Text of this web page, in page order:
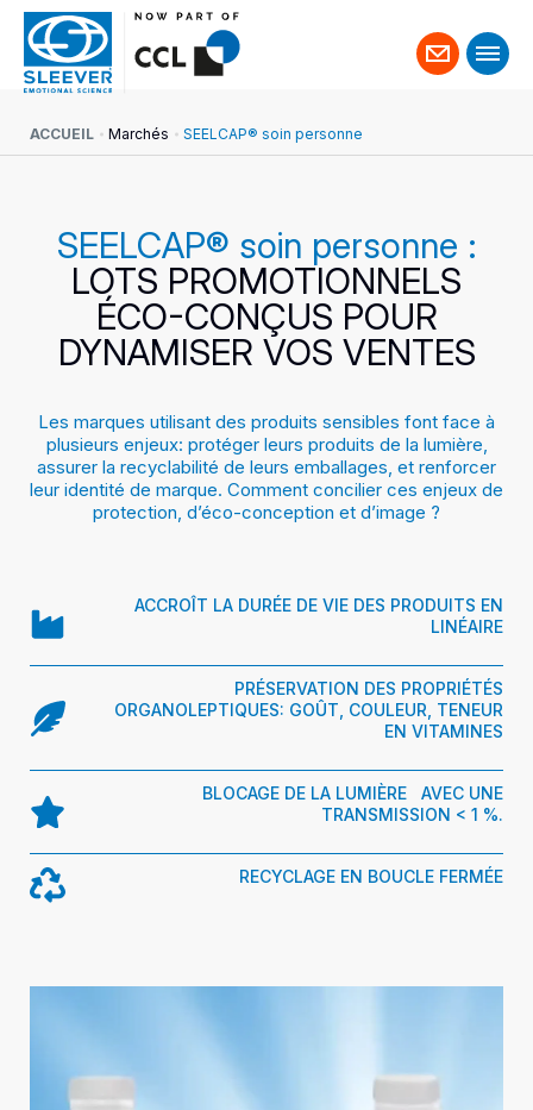
Contact
ACCUEIL Marchés SEELCAP® soin personne
SEELCAP® soin personne :
LOTS PROMOTIONNELS
ÉCO-CONÇUS POUR
DYNAMISER VOS VENTES
Les marques utilisant des produits sensibles font face à
plusieurs enjeux: protéger leurs produits de la lumière,
assurer la recyclabilité de leurs emballages, et renforcer
leur identité de marque. Comment concilier ces enjeux de
protection, d’éco-conception et d’image ?
ACCROÎT LA DURÉE DE VIE DES PRODUITS EN
LINÉAIRE
PRÉSERVATION DES PROPRIÉTÉS
ORGANOLEPTIQUES: GOÛT, COULEUR, TENEUR
EN VITAMINES
BLOCAGE DE LA LUMIÈRE AVEC UNE
TRANSMISSION < 1 %.
RECYCLAGE EN BOUCLE FERMÉE